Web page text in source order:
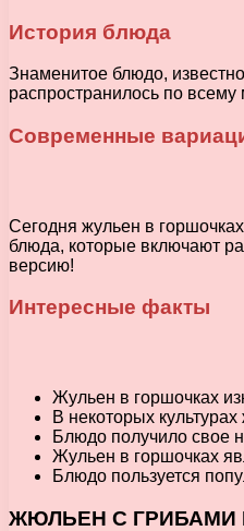
История блюда
Знаменитое блюдо,
распространилось по
Современные
Сегодня жульен в
блюда, которые включают
версию!
Интересные факты
Жульен в горшочках
В некоторых
Блюдо получило свое
Жульен в горшочках
Блюдо пользуется
ЖЮЛЬЕН С